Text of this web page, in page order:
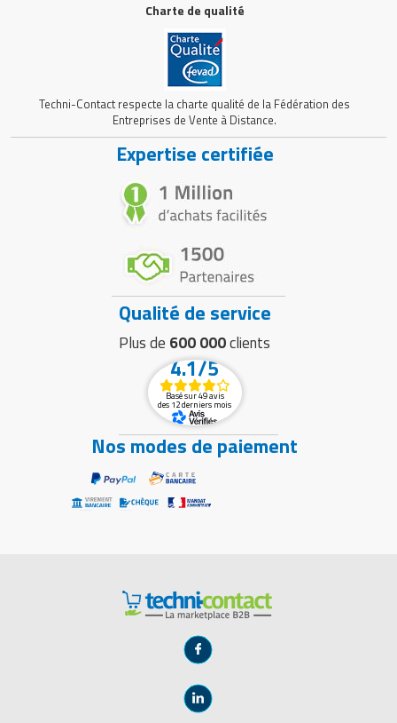
Charte de qualité
Techni-Contact respecte la charte qualité de la Fédération des
Entreprises de Vente à Distance.
Expertise certifiée
Qualité de service
Plus de 600 000clients
4.1/5
Basé sur 49 avis
des 12 derniers mois
Nos modes de paiement